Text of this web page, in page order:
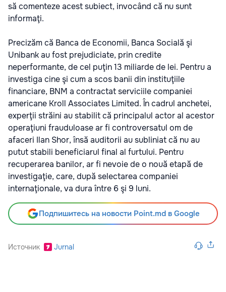
să comenteze acest subiect, invocând că nu sunt
informaţi.
Precizăm că Banca de Economii, Banca Socială şi
Unibank au fost prejudiciate, prin credite
neperformante, de cel puţin 13 miliarde de lei. Pentru a
investiga cine şi cum a scos banii din instituţiile
financiare, BNM a contractat serviciile companiei
americane Kroll Associates Limited. În cadrul anchetei,
experţii străini au stabilit că principalul actor al acestor
operaţiuni frauduloase ar fi controversatul om de
afaceri Ilan Shor, însă auditorii au subliniat că nu au
putut stabili beneficiarul final al furtului. Pentru
recuperarea banilor, ar fi nevoie de o nouă etapă de
investigaţie, care, după selectarea companiei
internaţionale, va dura între 6 şi 9 luni.
Подпишитесь на новости Point.md в Google
Источник Jurnal